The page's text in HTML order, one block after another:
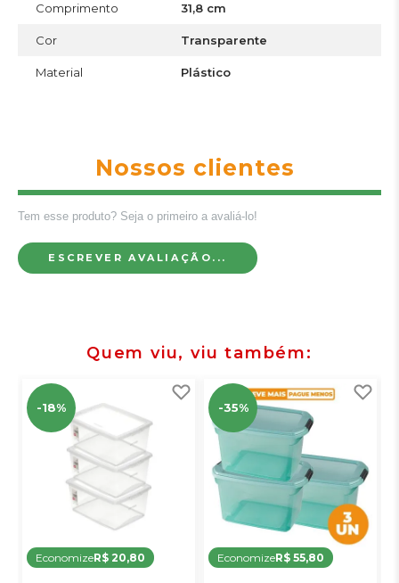
Comprimento 31,8 cm
Cor Transparente
Material Plástico
Nossos clientes
Tem esse produto? Seja o primeiro a avaliá-lo!
ESCREVER AVALIAÇÃO...
Quem viu, viu também
-18%
EconomizeR$ 20,80
-35%
EconomizeR$ 55,80